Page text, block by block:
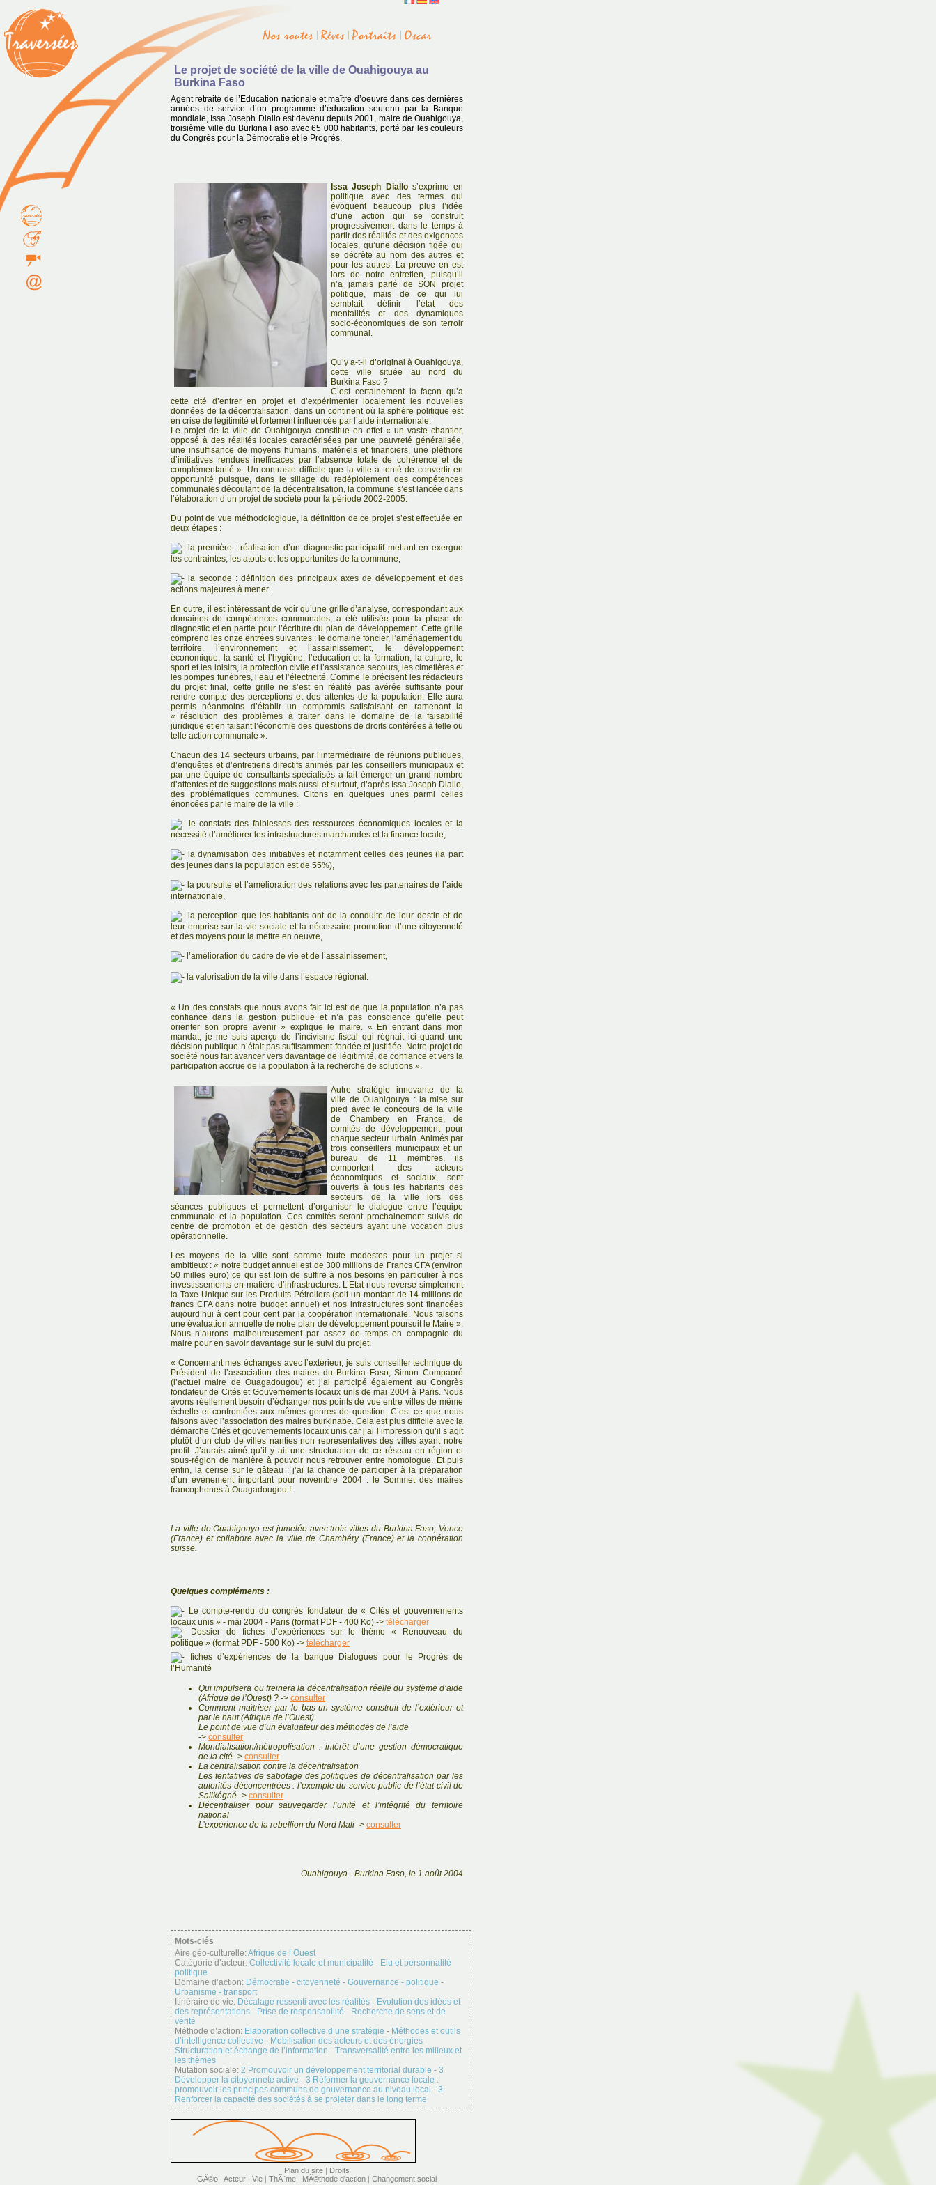
Le projet de société de la ville de Ouahigouya au
Burkina Faso
Agent retraité de l’Education nationale et maître d’oeuvre dans ces dernières
années de service d’un programme d’éducation soutenu par la Banque
mondiale, Issa Joseph Diallo est devenu depuis 2001, maire de Ouahigouya,
troisième ville du Burkina Faso avec 65 000 habitants, porté par les couleurs
du Congrès pour la Démocratie et le Progrès.
Issa Joseph Diallos’exprime en
politique avec des termes qui
évoquent beaucoup plus l’idée
d’une action qui se construit
progressivement dans le temps à
partir des réalités et des exigences
locales, qu’une décision figée qui
se décrète au nom des autres et
pour les autres. La preuve en est
lors de notre entretien, puisqu’il
n’a jamais parlé de SON projet
politique, mais de ce qui lui
semblait définir l’état des
mentalités et des dynamiques
socio-économiques de son terroir
communal.
Qu’y a-t-il d’original à Ouahigouya,
cette ville située au nord du
Burkina Faso ?
C’est certainement la façon qu’a
cette cité d’entrer en projet et d’expérimenter localement les nouvelles
données de la décentralisation, dans un continent où la sphère politique est
en crise de légitimité et fortement influencée par l’aide internationale.
Le projet de la ville de Ouahigouya constitue en effet « un vaste chantier,
opposé à des réalités locales caractérisées par une pauvreté généralisée,
une insuffisance de moyens humains, matériels et financiers, une pléthore
d’initiatives rendues inefficaces par l’absence totale de cohérence et de
complémentarité ». Un contraste difficile que la ville a tenté de convertir en
opportunité puisque, dans le sillage du redéploiement des compétences
communales découlant de la décentralisation, la commune s’est lancée dans
l’élaboration d’un projet de société pour la période 2002-2005.
Du point de vue méthodologique, la définition de ce projet s’est effectuée en
deux étapes :
la première : réalisation d’un diagnostic participatif mettant en exergue
les contraintes, les atouts et les opportunités de la commune,
la seconde : définition des principaux axes de développement et des
actions majeures à mener.
En outre, il est intéressant de voir qu’une grille d’analyse, correspondant aux
domaines de compétences communales, a été utilisée pour la phase de
diagnostic et en partie pour l’écriture du plan de développement. Cette grille
comprend les onze entrées suivantes : le domaine foncier, l’aménagement du
territoire, l’environnement et l’assainissement, le développement
économique, la santé et l’hygiène, l’éducation et la formation, la culture, le
sport et les loisirs, la protection civile et l’assistance secours, les cimetières et
les pompes funèbres, l’eau et l’électricité. Comme le précisent les rédacteurs
du projet final, cette grille ne s’est en réalité pas avérée suffisante pour
rendre compte des perceptions et des attentes de la population. Elle aura
permis néanmoins d’établir un compromis satisfaisant en ramenant la
« résolution des problèmes à traiter dans le domaine de la faisabilité
juridique et en faisant l’économie des questions de droits conférées à telle ou
telle action communale ».
Chacun des 14 secteurs urbains, par l’intermédiaire de réunions publiques,
d’enquêtes et d’entretiens directifs animés par les conseillers municipaux et
par une équipe de consultants spécialisés a fait émerger un grand nombre
d’attentes et de suggestions mais aussi et surtout, d’après Issa Joseph Diallo,
des problématiques communes. Citons en quelques unes parmi celles
énoncées par le maire de la ville :
le constats des faiblesses des ressources économiques locales et la
nécessité d’améliorer les infrastructures marchandes et la finance locale,
la dynamisation des initiatives et notamment celles des jeunes (la part
des jeunes dans la population est de 55%),
la poursuite et l’amélioration des relations avec les partenaires de l’aide
internationale,
la perception que les habitants ont de la conduite de leur destin et de
leur emprise sur la vie sociale et la nécessaire promotion d’une citoyenneté
et des moyens pour la mettre en oeuvre,
l’amélioration du cadre de vie et de l’assainissement,
la valorisation de la ville dans l’espace régional.
« Un des constats que nous avons fait ici est de que la population n’a pas
confiance dans la gestion publique et n’a pas conscience qu’elle peut
orienter son propre avenir » explique le maire. « En entrant dans mon
mandat, je me suis aperçu de l’incivisme fiscal qui régnait ici quand une
décision publique n’était pas suffisamment fondée et justifiée. Notre projet de
société nous fait avancer vers davantage de légitimité, de confiance et vers la
participation accrue de la population à la recherche de solutions ».
Autre stratégie innovante de la
ville de Ouahigouya : la mise sur
pied avec le concours de la ville
de Chambéry en France, de
comités de développement pour
chaque secteur urbain. Animés par
trois conseillers municipaux et un
bureau de 11 membres, ils
comportent des acteurs
économiques et sociaux, sont
ouverts à tous les habitants des
secteurs de la ville lors des
séances publiques et permettent d’organiser le dialogue entre l’équipe
communale et la population. Ces comités seront prochainement suivis de
centre de promotion et de gestion des secteurs ayant une vocation plus
opérationnelle.
Les moyens de la ville sont somme toute modestes pour un projet si
ambitieux : « notre budget annuel est de 300 millions de Francs CFA (environ
50 milles euro) ce qui est loin de suffire à nos besoins en particulier à nos
investissements en matière d’infrastructures. L’Etat nous reverse simplement
la Taxe Unique sur les Produits Pétroliers (soit un montant de 14 millions de
francs CFA dans notre budget annuel) et nos infrastructures sont financées
aujourd’hui à cent pour cent par la coopération internationale. Nous faisons
une évaluation annuelle de notre plan de développement poursuit le Maire ».
Nous n’aurons malheureusement par assez de temps en compagnie du
maire pour en savoir davantage sur le suivi du projet.
« Concernant mes échanges avec l’extérieur, je suis conseiller technique du
Président de l’association des maires du Burkina Faso, Simon Compaoré
(l’actuel maire de Ouagadougou) et j’ai participé également au Congrès
fondateur de Cités et Gouvernements locaux unis de mai 2004 à Paris. Nous
avons réellement besoin d’échanger nos points de vue entre villes de même
échelle et confrontées aux mêmes genres de question. C’est ce que nous
faisons avec l’association des maires burkinabe. Cela est plus difficile avec la
démarche Cités et gouvernements locaux unis car j’ai l’impression qu’il s’agit
plutôt d’un club de villes nanties non représentatives des villes ayant notre
profil. J’aurais aimé qu’il y ait une structuration de ce réseau en région et
sous-région de manière à pouvoir nous retrouver entre homologue. Et puis
enfin, la cerise sur le gâteau : j’ai la chance de participer à la préparation
d’un évènement important pour novembre 2004 : le Sommet des maires
francophones à Ouagadougou !
La ville de Ouahigouya est jumelée avec trois villes du Burkina Faso, Vence
(France) et collabore avec la ville de Chambéry (France) et la coopération
suisse.
Quelques compléments :
Le compte-rendu du congrès fondateur de « Cités et gouvernements
locaux unis » - mai 2004 - Paris (format PDF - 400 Ko) -> télécharger
Dossier de fiches d’expériences sur le thème « Renouveau du
politique » (format PDF - 500 Ko) -> télécharger
fiches d’expériences de la banque Dialogues pour le Progrès de
l’Humanité
Qui impulsera ou freinera la décentralisation réelle du système d’aide
(Afrique de l’Ouest) ? -> consulter
Comment maîtriser par le bas un système construit de l’extérieur et
par le haut (Afrique de l’Ouest)
Le point de vue d’un évaluateur des méthodes de l’aide
-> consulter
Mondialisation/métropolisation : intérêt d’une gestion démocratique
de la cité -> consulter
La centralisation contre la décentralisation
Les tentatives de sabotage des politiques de décentralisation par les
autorités déconcentrées : l’exemple du service public de l’état civil de
Salikégné -> consulter
Décentraliser pour sauvegarder l’unité et l’intégrité du territoire
national
L’expérience de la rebellion du Nord Mali -> consulter
Ouahigouya - Burkina Faso, le 1 août 2004
Mots-clés
Aire géo-culturelle:Afrique de l’Ouest
Catégorie d’acteur: Collectivité locale et municipalité - Elu et personnalité
politique
Domaine d’action: Démocratie - citoyenneté - Gouvernance - politique -
Urbanisme - transport
Itinéraire de vie: Décalage ressenti avec les réalités - Evolution des idées et
des représentations - Prise de responsabilité - Recherche de sens et de
vérité
Méthode d’action: Elaboration collective d’une stratégie - Méthodes et outils
d’intelligence collective - Mobilisation des acteurs et des énergies -
Structuration et échange de l’information - Transversalité entre les milieux et
les thèmes
Mutation sociale: 2 Promouvoir un développement territorial durable - 3
Développer la citoyenneté active - 3 Réformer la gouvernance locale :
promouvoir les principes communs de gouvernance au niveau local - 3
Renforcer la capacité des sociétés à se projeter dans le long terme
Plan du site | Droits
GÃ©o | Acteur | Vie | ThÃ¨me | MÃ©thode d'action | Changement social